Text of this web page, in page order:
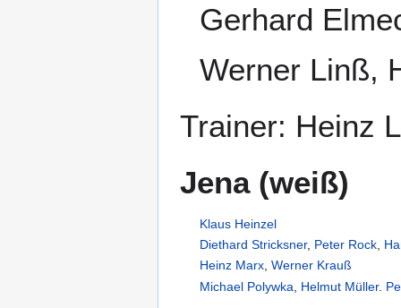
Gerhard
Werner Linß,
Trainer: Heinz
Jena (weiß)
Klaus Heinzel
Diethard Stricksner, Peter Rock
Heinz Marx,Werner Krauß
Michael Polywka
Helmut Müller.